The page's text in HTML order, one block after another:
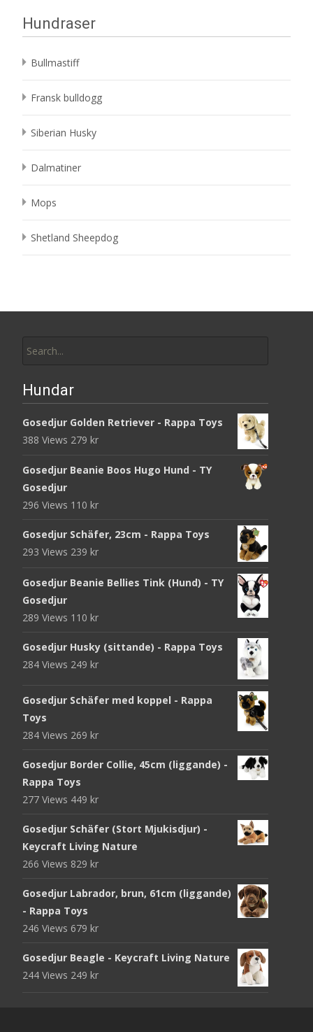
Hundraser
Bullmastiff
Fransk bulldogg
Siberian Husky
Dalmatiner
Mops
Shetland Sheepdog
for:
Hundar
Gosedjur Golden Retriever - Rappa Toys
388 Views 279 kr
Gosedjur Beanie Boos Hugo Hund - TY
Gosedjur
296 Views 110 kr
Gosedjur Schäfer, 23cm - Rappa Toys
293 Views 239 kr
Gosedjur Beanie Bellies Tink (Hund) - TY
Gosedjur
289 Views 110 kr
Gosedjur Husky (sittande) - Rappa Toys
284 Views 249 kr
Gosedjur Schäfer med koppel - Rappa
Toys
284 Views 269 kr
Gosedjur Border Collie, 45cm (liggande) -
Rappa Toys
277 Views 449 kr
Gosedjur Schäfer (Stort Mjukisdjur) -
Keycraft Living Nature
266 Views 829 kr
Gosedjur Labrador, brun, 61cm (liggande)
- Rappa Toys
246 Views 679 kr
Gosedjur Beagle - Keycraft Living Nature
244 Views 249 kr